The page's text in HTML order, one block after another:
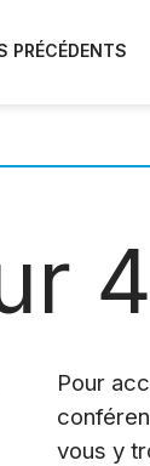
PRÉCÉDENTS
Pour
vous y